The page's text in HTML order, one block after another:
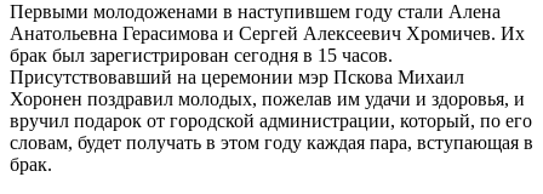
Первыми молодоженами в наступившем году стали Алена
Анатольевна Герасимова и Сергей Алексеевич Хромичев. Их
брак был зарегистрирован сегодня в 15 часов.
Присутствовавший на церемонии мэр Пскова Михаил
Хоронен поздравил молодых, пожелав им удачи и здоровья, и
вручил подарок от городской администрации, который, по его
словам, будет получать в этом году каждая пара, вступающая в
брак.